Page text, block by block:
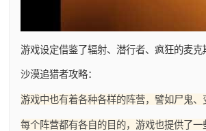
游戏设定借鉴了辐射、潜行者、疯狂的麦克
沙漠追猎者攻略：
游戏中也有着各种各样的阵营，譬如尸鬼、
每个阵营都有各自的目的，游戏也提供了